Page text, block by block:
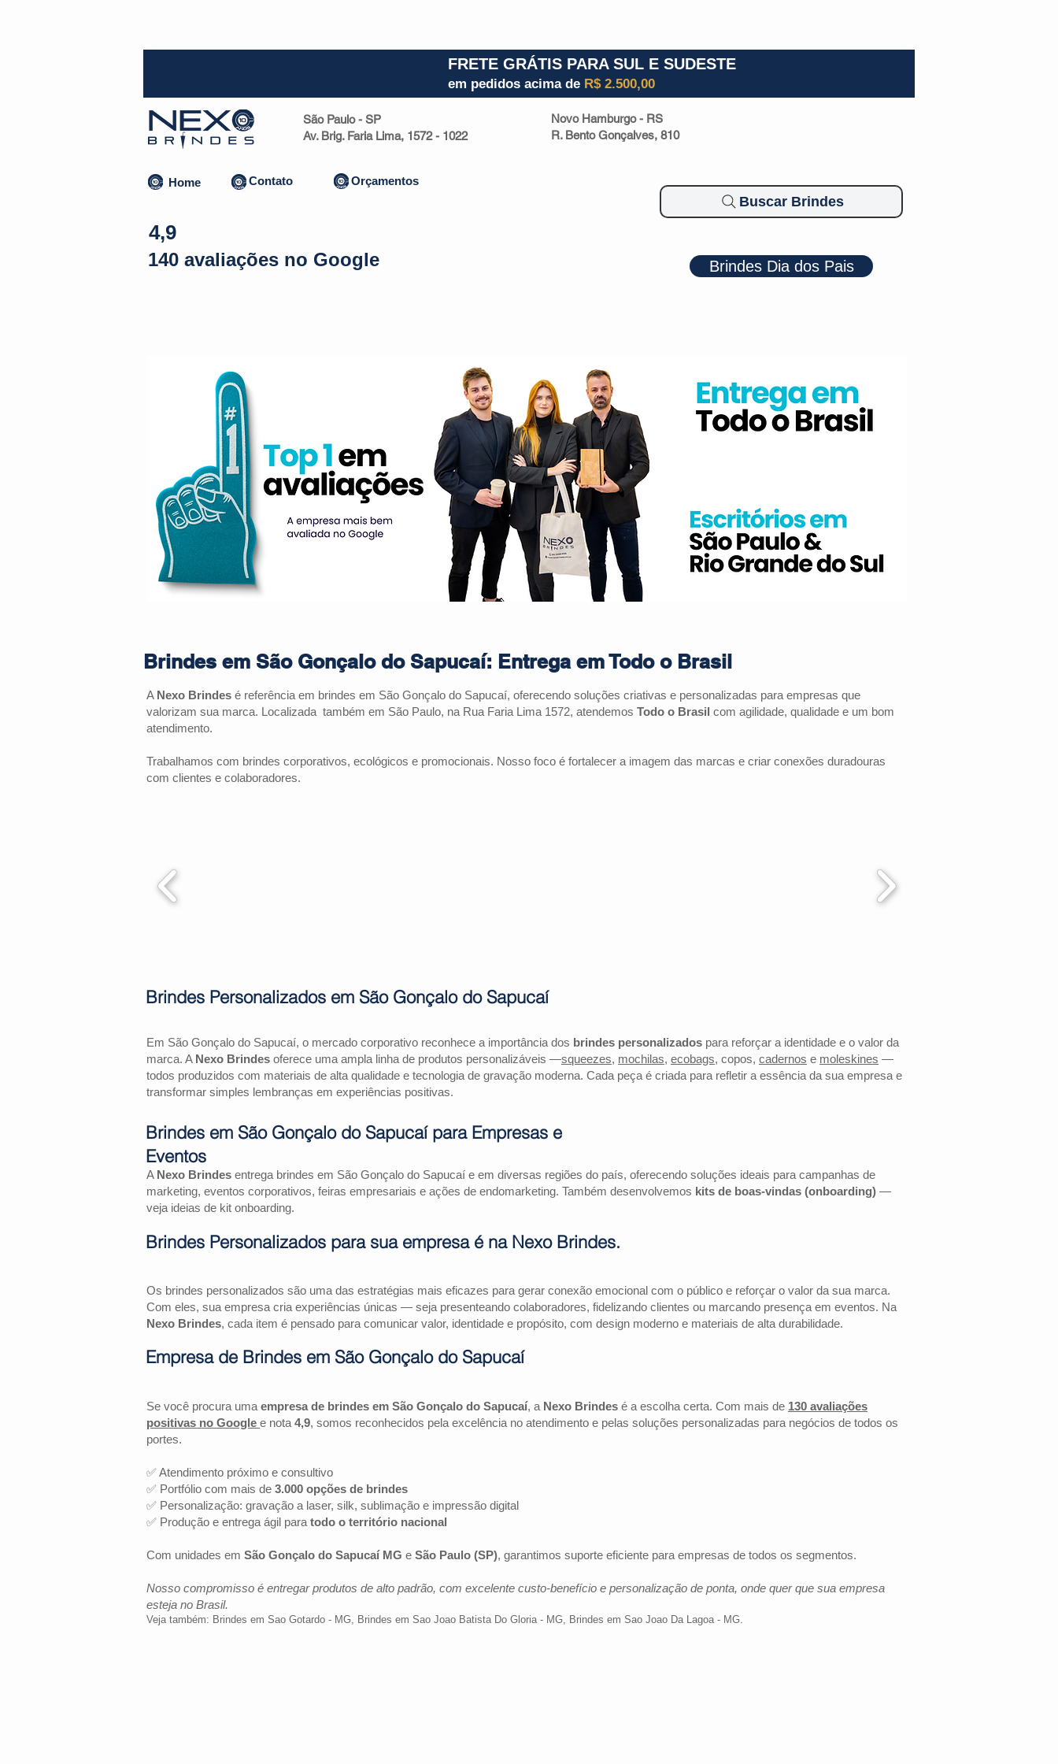
FRETE GRÁTIS PARA SUL E SUDESTE
em pedidos acima de R$ 2.500,00
São Paulo - SP
Av. Brig. Faria Lima, 1572 - 1022
Novo Hamburgo - RS
R. Bento Gonçalves, 810
Home Contato Orçamentos
4,9
140 avaliações no Google
Buscar Brindes
Brindes Dia dos Pais
Brindes em São Gonçalo do Sapucaí: Entrega em Todo o Brasil
A Nexo Brindes é referência em brindes em São Gonçalo do Sapucaí, oferecendo soluções criativas e personalizadas para empresas que
valorizam sua marca. Localizada também em São Paulo, na Rua Faria Lima 1572, atendemos Todo o Brasil com agilidade, qualidade e um bom
atendimento.
Trabalhamos com brindes corporativos, ecológicos e promocionais. Nosso foco é fortalecer a imagem das marcas e criar conexões duradouras
com clientes e colaboradores.
Em São Gonçalo do Sapucaí, o mercado corporativo reconhece a importância dos brindes personalizados para reforçar a identidade e o valor da
marca. A Nexo Brindes oferece uma ampla linha de produtos personalizáveis —squeezes, mochilas, ecobags, copos, cadernos e moleskines —
todos produzidos com materiais de alta qualidade e tecnologia de gravação moderna. Cada peça é criada para refletir a essência da sua empresa e
transformar simples lembranças em experiências positivas.
A Nexo Brindes entrega brindes em São Gonçalo do Sapucaí e em diversas regiões do país, oferecendo soluções ideais para campanhas de
marketing, eventos corporativos, feiras empresariais e ações de endomarketing. Também desenvolvemos kits de boas-vindas (onboarding) —
veja ideias de kit onboarding.
Os brindes personalizados são uma das estratégias mais eficazes para gerar conexão emocional com o público e reforçar o valor da sua marca.
Com eles, sua empresa cria experiências únicas — seja presenteando colaboradores, fidelizando clientes ou marcando presença em eventos. Na
Nexo Brindes, cada item é pensado para comunicar valor, identidade e propósito, com design moderno e materiais de alta durabilidade.
Se você procura uma empresa de brindes em São Gonçalo do Sapucaí, a Nexo Brindes é a escolha certa. Com mais de 130 avaliações
positivas no Google e nota 4,9, somos reconhecidos pela excelência no atendimento e pelas soluções personalizadas para negócios de todos os
portes.
✅ Atendimento próximo e consultivo
✅ Portfólio com mais de 3.000 opções de brindes
✅ Personalização: gravação a laser, silk, sublimação e impressão digital
✅ Produção e entrega ágil para todo o território nacional
Com unidades em São Gonçalo do Sapucaí MG e São Paulo (SP), garantimos suporte eficiente para empresas de todos os segmentos.
Nosso compromisso é entregar produtos de alto padrão, com excelente custo-benefício e personalização de ponta, onde quer que sua empresa
esteja no Brasil.
Veja também: Brindes em Sao Gotardo - MG, Brindes em Sao Joao Batista Do Gloria - MG, Brindes em Sao Joao Da Lagoa - MG.
Brindes Personalizados em São Gonçalo do Sapucaí
Brindes em São Gonçalo do Sapucaí para Empresas e
Eventos
Brindes Personalizados para sua empresa é na Nexo Brindes.
Empresa de Brindes em São Gonçalo do Sapucaí